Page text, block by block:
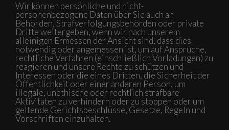
Wir können persönliche und nicht-
personenbezogene Daten über Sie auch an
Behörden, Strafverfolgungsbehörden oder private
Dritte weitergeben, wenn wir nach unserem
alleinigen Ermessen der Ansicht sind, dass dies
notwendig oder angemessen ist, um auf Ansprüche,
rechtliche Verfahren (einschließlich Vorladungen) zu
reagieren und unsere Rechte zu schützen und
Interessen oder die eines Dritten, die Sicherheit der
Öffentlichkeit oder einer anderen Person, um
illegale, unethische oder rechtlich strafbare
Aktivitäten zu verhindern oder zu stoppen oder um
geltende Gerichtsbeschlüsse, Gesetze, Regeln und
Vorschriften einzuhalten.